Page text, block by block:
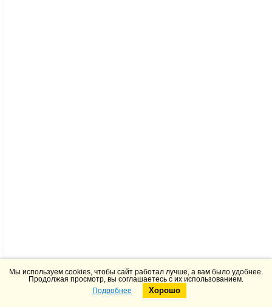
Telegram
Мы используем cookies, чтобы сайт работал лучше, а вам было удобнее.
Продолжая просмотр, вы соглашаетесь с их использованием.
Подробнее
Хорошо